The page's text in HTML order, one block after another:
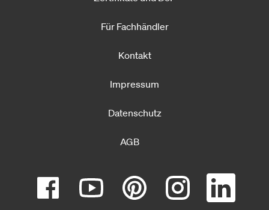
Für Fachhändler
Kontakt
Impressum
Datenschutz
AGB